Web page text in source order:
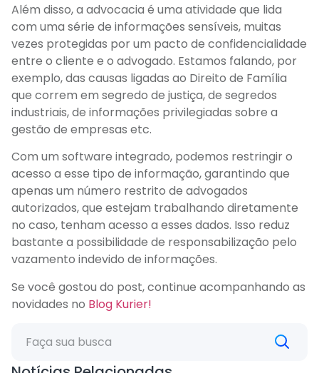
Além disso, a advocacia é uma atividade que lida
com uma série de informações sensíveis, muitas
vezes protegidas por um pacto de confidencialidade
entre o cliente e o advogado. Estamos falando, por
exemplo, das causas ligadas ao Direito de Família
que correm em segredo de justiça, de segredos
industriais, de informações privilegiadas sobre a
gestão de empresas etc.
Com um software integrado, podemos restringir o
acesso a esse tipo de informação, garantindo que
apenas um número restrito de advogados
autorizados, que estejam trabalhando diretamente
no caso, tenham acesso a esses dados. Isso reduz
bastante a possibilidade de responsabilização pelo
vazamento indevido de informações.
Se você gostou do post, continue acompanhando as
novidades no Blog Kurier!